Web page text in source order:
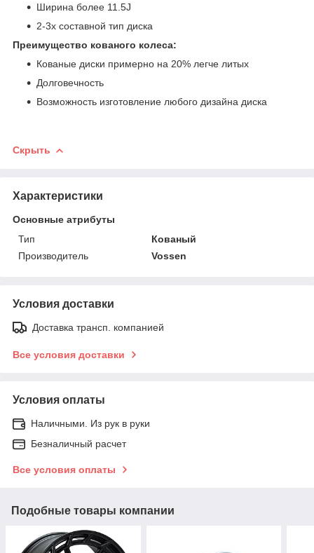
Ширина более 11.5J
2-3х составной тип диска
Преимущество кованого колеса:
Кованые диски примерно на 20% легче литых
Долговечность
Возможность изготовление любого дизайна диска
Скрыть
Характеристики
Основные атрибуты
Тип
Кованый
Производитель
Vossen
Условия доставки
Доставка трансп. компанией
Все условия доставки
Условия оплаты
Наличными. Из рук в руки
Безналичный расчет
Все условия оплаты
Подобные товары компании